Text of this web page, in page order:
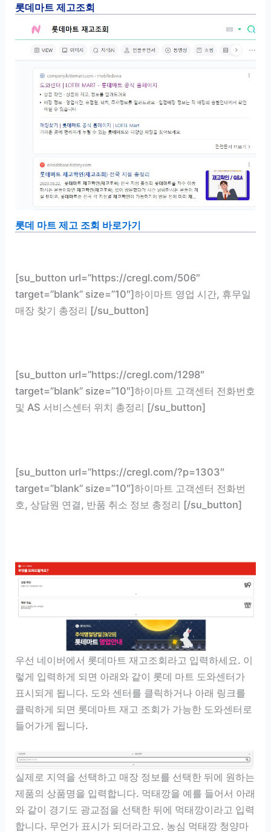
롯데마트 제고조회
롯데 마트 제고 조회 바로가기
[su_button url=”https://cregl.com/506″
target=”blank” size=”10″]하이마트 영업 시간, 휴무일
매장 찾기 총정리 [/su_button]
[su_button url=”https://cregl.com/1298″
target=”blank” size=”10″]하이마트 고객센터 전화번호
및 AS 서비스센터 위치 총정리 [/su_button]
[su_button url=”https://cregl.com/?p=1303″
target=”blank” size=”10″]하이마트 고객센터 전화번
호, 상담원 연결, 반품 취소 정보 총정리 [/su_button]
우선 네이버에서 롯데마트 재고조회라고 입력하세요. 이
렇게 입력하게 되면 아래와 같이 롯데 마트 도와센터가
표시되게 됩니다. 도와 센터를 클릭하거나 아래 링크를
클릭하게 되면 롯데마트 재고 조회가 가능한 도와센터로
들어가게 됩니다.
실제로 지역을 선택하고 매장 정보를 선택한 뒤에 원하는
제품의 상품명을 입력합니다. 먹태깡을 예를 들어서 아래
와 같이 경기도 광교점을 선택한 뒤에 먹태깡이라고 입력
합니다. 무언가 표시가 되더라고요. 농심 먹태깡 청양마